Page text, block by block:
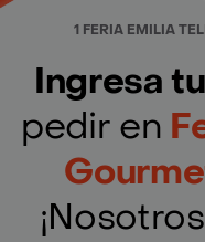
1 FERIA EMILIA
Ingresa
pedir en